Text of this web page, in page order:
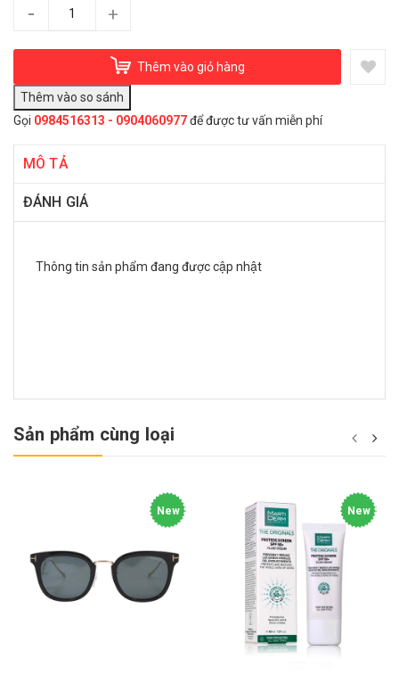
- +
Thêm vào giỏ hàng
Gọi 0984516313 - 0904060977để được tư vấn miễn phí
MÔ TẢ
ĐÁNH GIÁ
Thông tin sản phẩm đang được cập nhật
Sản phẩm cùng loại
New New